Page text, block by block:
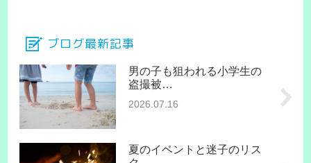
ブログ最新記事
男の子も狙われる小学生の
盗撮被…
2026.07.16
夏のイベントと迷子のリス